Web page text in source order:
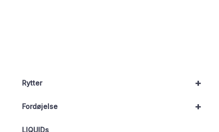
+
Rytter
+
Fordøjelse
LIQUIDs